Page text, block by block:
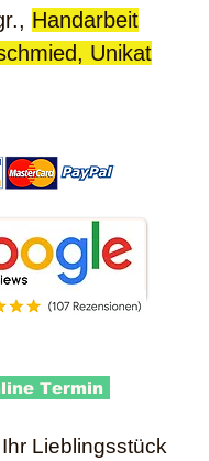
Handarbeit
Unikat
Termin
Lieblingsstück